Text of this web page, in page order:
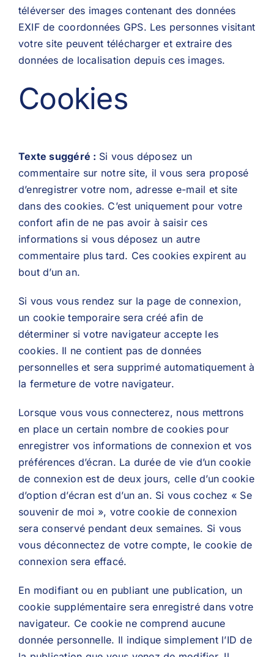
téléverser des images contenant des données
EXIF de coordonnées GPS. Les personnes visitant
votre site peuvent télécharger et extraire des
données de localisation depuis ces images.
Cookies
Texte suggéré : Si vous déposez un
commentaire sur notre site, il vous sera proposé
d’enregistrer votre nom, adresse e-mail et site
dans des cookies. C’est uniquement pour votre
confort afin de ne pas avoir à saisir ces
informations si vous déposez un autre
commentaire plus tard. Ces cookies expirent au
bout d’un an.
Si vous vous rendez sur la page de connexion,
un cookie temporaire sera créé afin de
déterminer si votre navigateur accepte les
cookies. Il ne contient pas de données
personnelles et sera supprimé automatiquement à
la fermeture de votre navigateur.
Lorsque vous vous connecterez, nous mettrons
en place un certain nombre de cookies pour
enregistrer vos informations de connexion et vos
préférences d’écran. La durée de vie d’un cookie
de connexion est de deux jours, celle d’un cookie
d’option d’écran est d’un an. Si vous cochez « Se
souvenir de moi », votre cookie de connexion
sera conservé pendant deux semaines. Si vous
vous déconnectez de votre compte, le cookie de
connexion sera effacé.
En modifiant ou en publiant une publication, un
cookie supplémentaire sera enregistré dans votre
navigateur. Ce cookie ne comprend aucune
donnée personnelle. Il indique simplement l’ID de